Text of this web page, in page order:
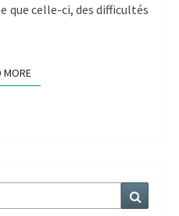
que celle-ci, des difficultés
MOREREAD MORE